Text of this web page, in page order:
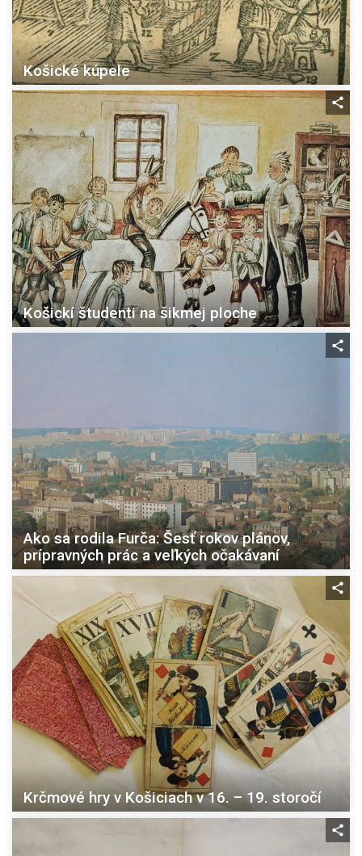
Košické kúpele
Košickí študenti na šikmej ploche
Ako sa rodila Furča: Šesť rokov plánov,
prípravných prác a veľkých očakávaní
Krčmové hry v Košiciach v 16. – 19. storočí